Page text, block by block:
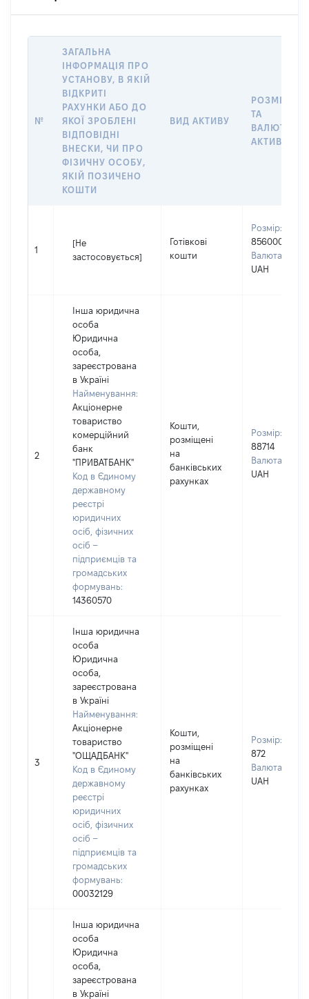
№
ЗАГАЛЬНА
ІНФОРМАЦІЯ ПРО
УСТАНОВУ, В ЯКІЙ
ВІДКРИТІ
РАХУНКИ АБО ДО
ЯКОЇ ЗРОБЛЕНІ
ВІДПОВІДНІ
ВНЕСКИ, ЧИ ПРО
ФІЗИЧНУ ОСОБУ,
ЯКІЙ ПОЗИЧЕНО
КОШТИ
ВИД АКТИВУ
РОЗМІР
ТА
ВАЛЮТА
АКТИВУ
1
[Не
застосовується]
Готівкові
кошти
Розмір:
856000
Валюта:
UAH
2
Інша юридична
особа
Юридична
особа,
зареєстрована
в Україні
Найменування:
Акціонерне
товариство
комерційний
банк
"ПРИВАТБАНК"
Код в Єдиному
державному
реєстрі
юридичних
осіб, фізичних
осіб –
підприємців та
громадських
формувань:
14360570
Кошти,
розміщені
на
банківських
рахунках
Розмір:
88714
Валюта:
UAH
3
Інша юридична
особа
Юридична
особа,
зареєстрована
в Україні
Найменування:
Акціонерне
товариство
"ОЩАДБАНК"
Код в Єдиному
державному
реєстрі
юридичних
осіб, фізичних
осіб –
підприємців та
громадських
формувань:
00032129
Кошти,
розміщені
на
банківських
рахунках
Розмір:
872
Валюта:
UAH
Інша юридична
особа
Юридична
особа,
зареєстрована
в Україні